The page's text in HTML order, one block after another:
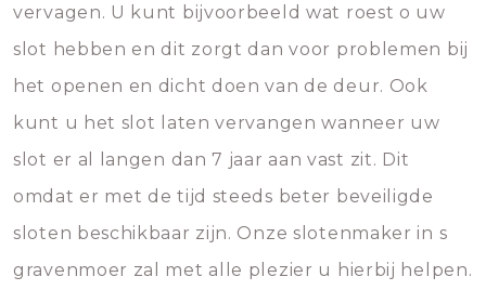
vervagen. U kunt bijvoorbeeld wat roest o uw
slot hebben en dit zorgt dan voor problemen bij
het openen en dicht doen van de deur. Ook
kunt u het slot laten vervangen wanneer uw
slot er al langen dan 7 jaar aan vast zit. Dit
omdat er met de tijd steeds beter beveiligde
sloten beschikbaar zijn. Onze slotenmaker in s
gravenmoer zal met alle plezier u hierbij helpen.